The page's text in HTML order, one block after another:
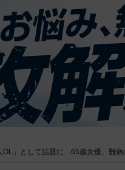
OL」として話題に…65歳女優、難